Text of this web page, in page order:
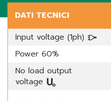
DATI TECNICI
Input voltage (1ph)
Power 60%
No load output
voltage